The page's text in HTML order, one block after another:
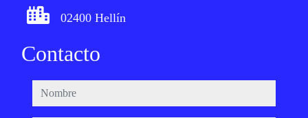
02400 Hellín
Contacto
nombre